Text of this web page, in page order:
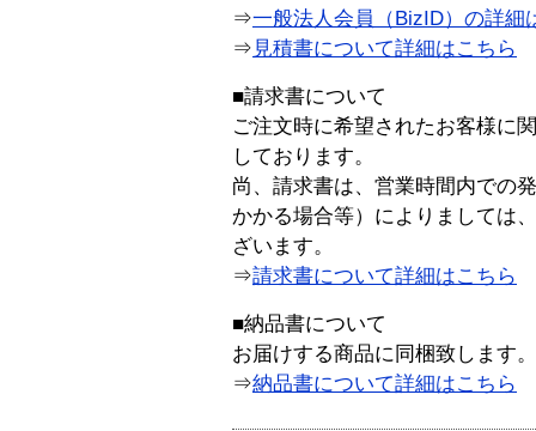
⇒一般法人会員（BizID）の詳細
⇒ 見積書について詳細はこちら
■請求書について
ご注文時に希望されたお客様に
しております。
尚、請求書は、営業時間内での
かかる場合等）によりましては
ざいます。
⇒請求書について詳細はこちら
■納品書について
お届けする商品に同梱致します。
⇒納品書について詳細はこちら